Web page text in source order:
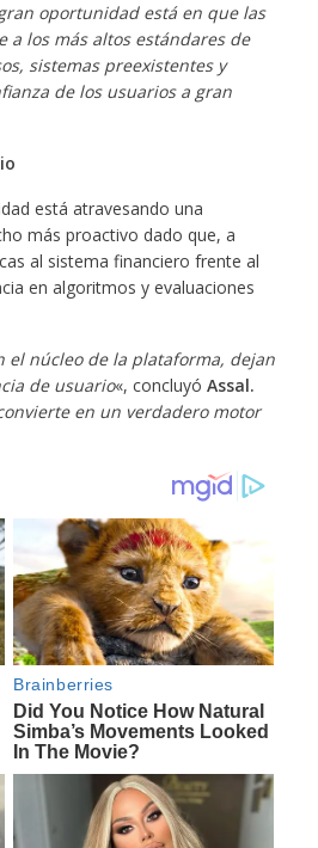
oportunidad está en que las
los más altos estándares de
sistemas preexistentes y
de los usuarios a gran
está atravesando una
más proactivo dado que, a
al sistema financiero frente al
en algoritmos y evaluaciones
núcleo de la plataforma, dejan
de usuario«, concluyó Assal.
en un verdadero motor